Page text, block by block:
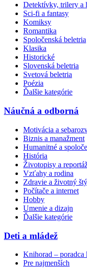
Detektívky, trilery a
Sci-fi a fantasy
Komiksy
Romantika
Spoločenská beletria
Klasika
Historické
Slovenská beletria
Svetová beletria
Poézia
Ďalšie kategórie
Náučná a odborná
Motivácia a
Biznis a manažment
Humanitné a
História
Životopisy a
Vzťahy a rodina
Zdravie a životný
Počítače a internet
Hobby
Umenie a dizajn
Ďalšie kategórie
Deti a mládež
Knihorad – poradca
Pre najmenších